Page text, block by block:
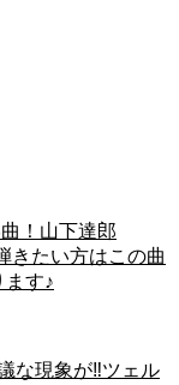
！山下達郎
きたい方はこの曲
ます♪
な現象が‼ツェル